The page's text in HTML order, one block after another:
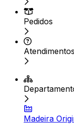
Pedidos
Atendimentos
Madeira